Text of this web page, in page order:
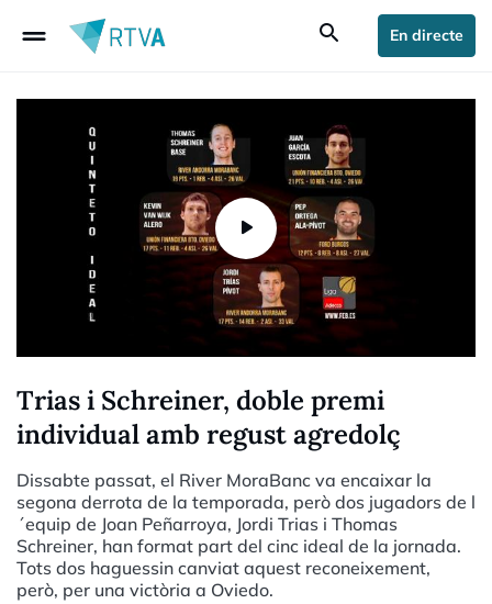
drag_handle search En directe
Trias i Schreiner, doble premi
individual amb regust agredolç
Dissabte passat, el River MoraBanc va encaixar la
segona derrota de la temporada, però dos jugadors de l
´equip de Joan Peñarroya, Jordi Trias i Thomas
Schreiner, han format part del cinc ideal de la jornada.
Tots dos haguessin canviat aquest reconeixement,
però, per una victòria a Oviedo.